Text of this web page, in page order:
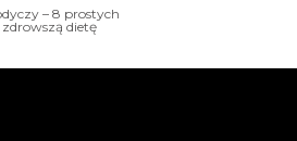
– 8 prostych
dietę